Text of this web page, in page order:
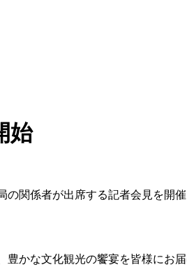
始
関係者が出席する記者会見を開
かな文化観光の饗宴を皆様にお届